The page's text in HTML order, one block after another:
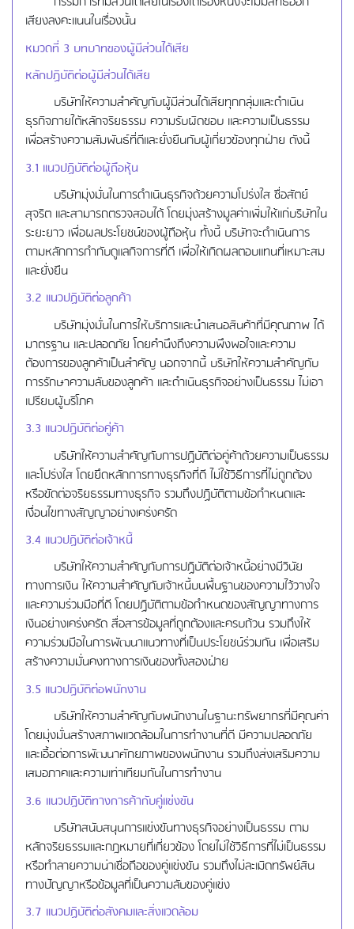
เสียงลงคะแนนในเรื่องนั้น
หมวดที่ 3 บทบาทของผู้มีส่วนได้เสีย
หลักปฏิบัติต่อผู้มีส่วนได้เสีย
บริษัทให้ความสำคัญกับผู้มีส่วนได้เสียทุกกลุ่มและดำเนิน
ธุรกิจภายใต้หลักจริยธรรม ความรับผิดชอบ และความเป็นธรรม
เพื่อสร้างความสัมพันธ์ที่ดีและยั่งยืนกับผู้เกี่ยวข้องทุกฝ่าย ดังนี้
3.1 แนวปฏิบัติต่อผู้ถือหุ้น
บริษัทมุ่งมั่นในการดำเนินธุรกิจด้วยความโปร่งใส ซื่อสัตย์
สุจริต และสามารถตรวจสอบได้ โดยมุ่งสร้างมูลค่าเพิ่มให้แก่บริษัทใน
ระยะยาว เพื่อผลประโยชน์ของผู้ถือหุ้น ทั้งนี้ บริษัทจะดำเนินการ
ตามหลักการกำกับดูแลกิจการที่ดี เพื่อให้เกิดผลตอบแทนที่เหมาะสม
และยั่งยืน
3.2 แนวปฏิบัติต่อลูกค้า
บริษัทมุ่งมั่นในการให้บริการและนำเสนอสินค้าที่มีคุณภาพ ได้
มาตรฐาน และปลอดภัย โดยคำนึงถึงความพึงพอใจและความ
ต้องการของลูกค้าเป็นสำคัญ นอกจากนี้ บริษัทให้ความสำคัญกับ
การรักษาความลับของลูกค้า และดำเนินธุรกิจอย่างเป็นธรรม ไม่เอา
เปรียบผู้บริโภค
3.3 แนวปฏิบัติต่อคู่ค้า
บริษัทให้ความสำคัญกับการปฏิบัติต่อคู่ค้าด้วยความเป็นธรรม
และโปร่งใส โดยยึดหลักการทางธุรกิจที่ดี ไม่ใช้วิธีการที่ไม่ถูกต้อง
หรือขัดต่อจริยธรรมทางธุรกิจ รวมถึงปฏิบัติตามข้อกำหนดและ
เงื่อนไขทางสัญญาอย่างเคร่งครัด
3.4 แนวปฏิบัติต่อเจ้าหนี้
บริษัทให้ความสำคัญกับการปฏิบัติต่อเจ้าหนี้อย่างมีวินัย
ทางการเงิน ให้ความสำคัญกับเจ้าหนี้บนพื้นฐานของความไว้วางใจ
และความร่วมมือที่ดี โดยปฏิบัติตามข้อกำหนดของสัญญาทางการ
เงินอย่างเคร่งครัด สื่อสารข้อมูลที่ถูกต้องและครบถ้วน รวมถึงให้
ความร่วมมือในการพัฒนาแนวทางที่เป็นประโยชน์ร่วมกัน เพื่อเสริม
สร้างความมั่นคงทางการเงินของทั้งสองฝ่าย
3.5 แนวปฏิบัติต่อพนักงาน
บริษัทให้ความสำคัญกับพนักงานในฐานะทรัพยากรที่มีคุณค่า
โดยมุ่งมั่นสร้างสภาพแวดล้อมในการทำงานที่ดี มีความปลอดภัย
และเอื้อต่อการพัฒนาศักยภาพของพนักงาน รวมถึงส่งเสริมความ
เสมอภาคและความเท่าเทียมกันในการทำงาน
3.6 แนวปฏิบัติทางการค้ากับคู่แข่งขัน
บริษัทสนับสนุนการแข่งขันทางธุรกิจอย่างเป็นธรรม ตาม
หลักจริยธรรมและกฎหมายที่เกี่ยวข้อง โดยไม่ใช้วิธีการที่ไม่เป็นธรรม
หรือทำลายความน่าเชื่อถือของคู่แข่งขัน รวมถึงไม่ละเมิดทรัพย์สิน
ทางปัญญาหรือข้อมูลที่เป็นความลับของคู่แข่ง
3.7 แนวปฏิบัติต่อสังคมและสิ่งแวดล้อม